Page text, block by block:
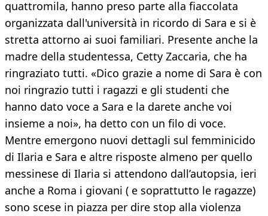
quattromila, hanno preso parte alla fiaccolata
organizzata dall'università in ricordo di Sara e si è
stretta attorno ai suoi familiari. Presente anche la
madre della studentessa, Cetty Zaccaria, che ha
ringraziato tutti. «Dico grazie a nome di Sara è con
noi ringrazio tutti i ragazzi e gli studenti che
hanno dato voce a Sara e la darete anche voi
insieme a noi», ha detto con un filo di voce.
Mentre emergono nuovi dettagli sul femminicido
di Ilaria e Sara e altre risposte almeno per quello
messinese di Ilaria si attendono dall’autopsia, ieri
anche a Roma i giovani ( e soprattutto le ragazze)
sono scese in piazza per dire stop alla violenza